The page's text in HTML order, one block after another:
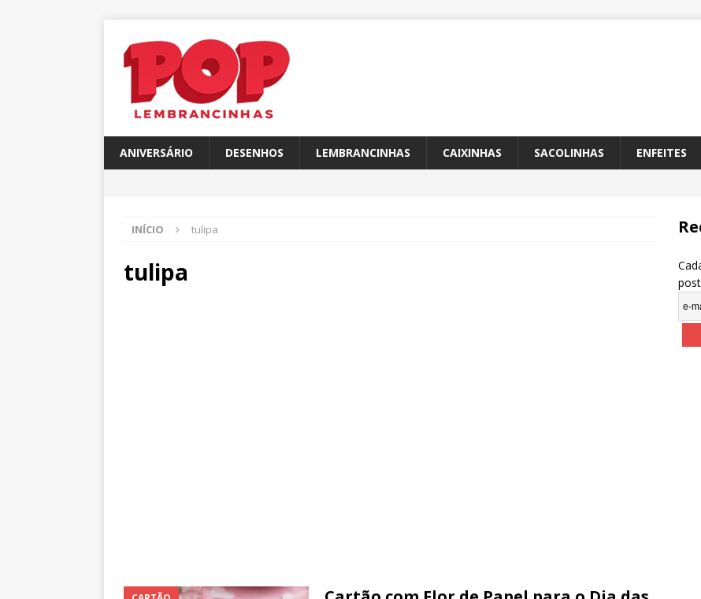
ANIVERSÁRIO DESENHOS LEMBRANCINHAS CAIXINHAS SACOLINHAS ENFEITES
INÍCIO tulipa
tulipa